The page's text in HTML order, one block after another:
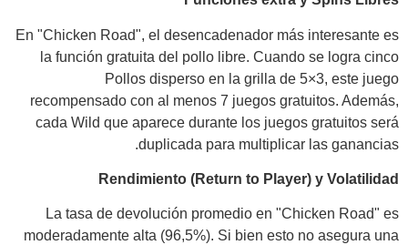
En "Chicken Road", el desencadenador más interesante es
la función gratuita del pollo libre. Cuando se logra cinco
Pollos disperso en la grilla de 5×3, este juego
recompensado con al menos 7 juegos gratuitos. Además,
cada Wild que aparece durante los juegos gratuitos será
duplicada para multiplicar las ganancias.
Rendimiento (Return to Player) y Volatilidad
La tasa de devolución promedio en "Chicken Road" es
moderadamente alta (96,5%). Si bien esto no asegura una